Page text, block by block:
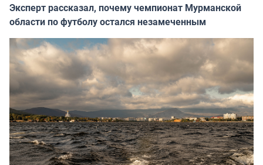
Эксперт рассказал, почему чемпионат Мурманской
области по футболу остался незамеченным